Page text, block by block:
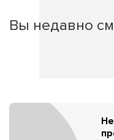
Вы недавно